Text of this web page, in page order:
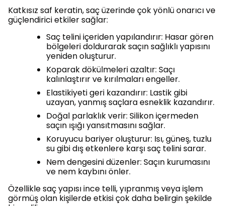
Katkısız saf keratin, saç üzerinde çok yönlü onarıcı ve
güçlendirici etkiler sağlar:
Saç telini içeriden yapılandırır: Hasar gören
bölgeleri doldurarak saçın sağlıklı yapısını
yeniden oluşturur.
Koparak dökülmeleri azaltır: Saçı
kalınlaştırır ve kırılmaları engeller.
Elastikiyeti geri kazandırır: Lastik gibi
uzayan, yanmış saçlara esneklik kazandırır.
Doğal parlaklık verir: Silikon içermeden
saçın ışığı yansıtmasını sağlar.
Koruyucu bariyer oluşturur: Isı, güneş, tuzlu
su gibi dış etkenlere karşı saç telini sarar.
Nem dengesini düzenler: Saçın kurumasını
ve nem kaybını önler.
Özellikle saç yapısı ince telli, yıpranmış veya işlem
görmüş olan kişilerde etkisi çok daha belirgin şekilde